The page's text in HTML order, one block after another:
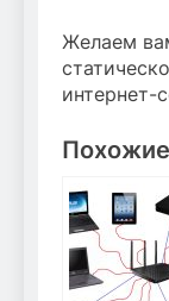
Желаем
интернет-